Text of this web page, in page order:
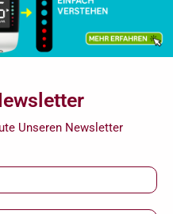
Unseren Newsletter